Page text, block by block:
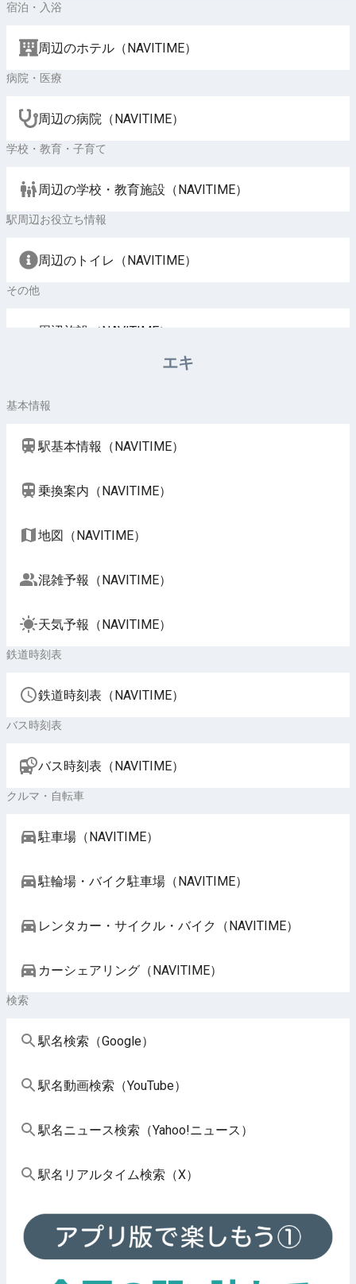
宿泊・入浴
周辺のホテル（NAVITIME）
病院・医療
周辺の病院（NAVITIME）
学校・教育・子育て
周辺の学校・教育施設（NAVITIME）
駅周辺お役立ち情報
周辺のトイレ（NAVITIME）
その他
周辺施設（NAVITIME）
エキ
基本情報
駅基本情報（NAVITIME）
乗換案内（NAVITIME）
地図（NAVITIME）
混雑予報（NAVITIME）
天気予報（NAVITIME）
鉄道時刻表
鉄道時刻表（NAVITIME）
バス時刻表
バス時刻表（NAVITIME）
クルマ・自転車
駐車場（NAVITIME）
駐輪場・バイク駐車場（NAVITIME）
レンタカー・サイクル・バイク（NAVITIME）
カーシェアリング（NAVITIME）
検索
駅名検索（Google）
駅名動画検索（YouTube）
駅名ニュース検索（Yahoo!ニュース）
駅名リアルタイム検索（X）